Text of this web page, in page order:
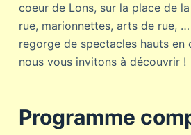
coeur de Lons, sur la place de
rue, marionnettes, arts de rue, …
regorge de spectacles hauts en
nous vous invitons à découvrir !
Programme